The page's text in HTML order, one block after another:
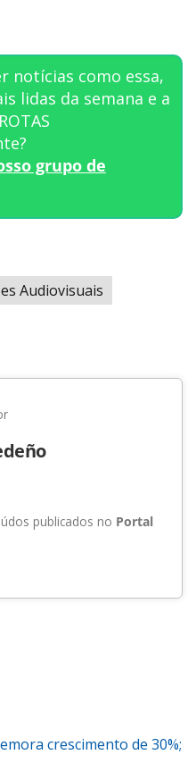
notícias como essa,
lidas da semana e a
grupo de
Audiovisuais
publicados no Portal
crescimento de 30%;